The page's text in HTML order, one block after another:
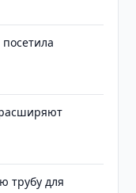
расширяют
трубу для